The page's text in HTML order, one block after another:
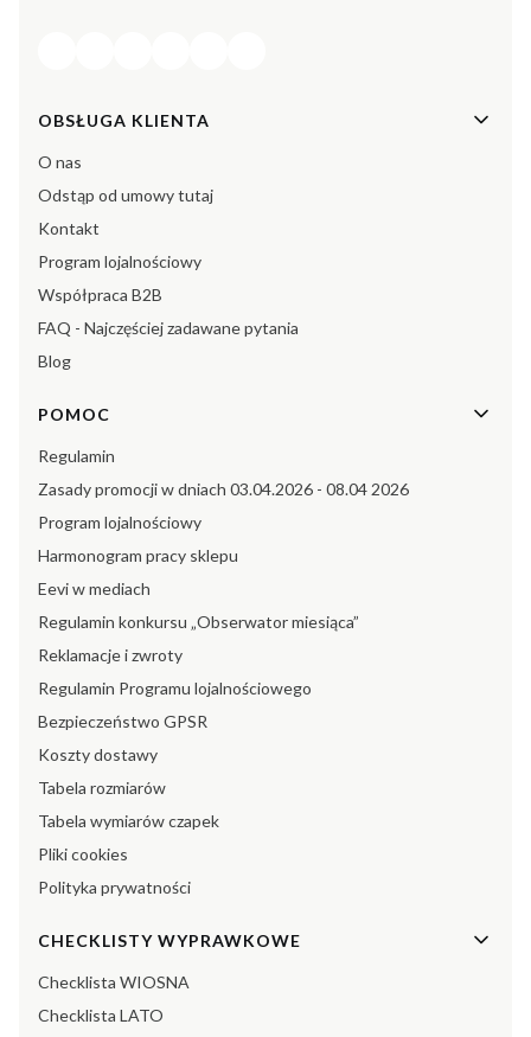
Linki w stopce
OBSŁUGA KLIENTA
O nas
Odstąp od umowy tutaj
Kontakt
Program lojalnościowy
Współpraca B2B
FAQ - Najczęściej zadawane pytania
Blog
POMOC
Regulamin
Zasady promocji w dniach 03.04.2026 - 08.04 2026
Program lojalnościowy
Harmonogram pracy sklepu
Eevi w mediach
Regulamin konkursu „Obserwator miesiąca”
Reklamacje i zwroty
Regulamin Programu lojalnościowego
Bezpieczeństwo GPSR
Koszty dostawy
Tabela rozmiarów
Tabela wymiarów czapek
Pliki cookies
Polityka prywatności
CHECKLISTY WYPRAWKOWE
Checklista WIOSNA
Checklista LATO